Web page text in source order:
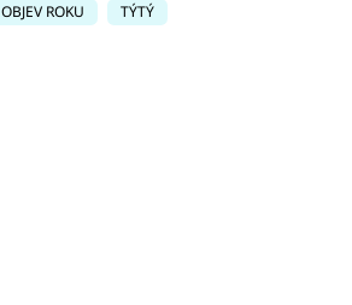
OBJEV ROKU TÝTÝ